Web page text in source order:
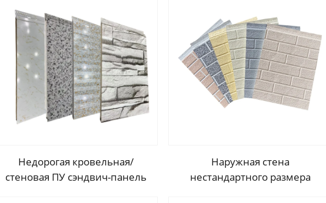
сэндвич PU для декора дома
наружного дома
Недорогая кровельная/
стеновая ПУ сэндвич-панель
Наружная стена
нестандартного размера